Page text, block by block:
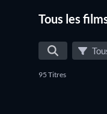
Tous les
95 Titres